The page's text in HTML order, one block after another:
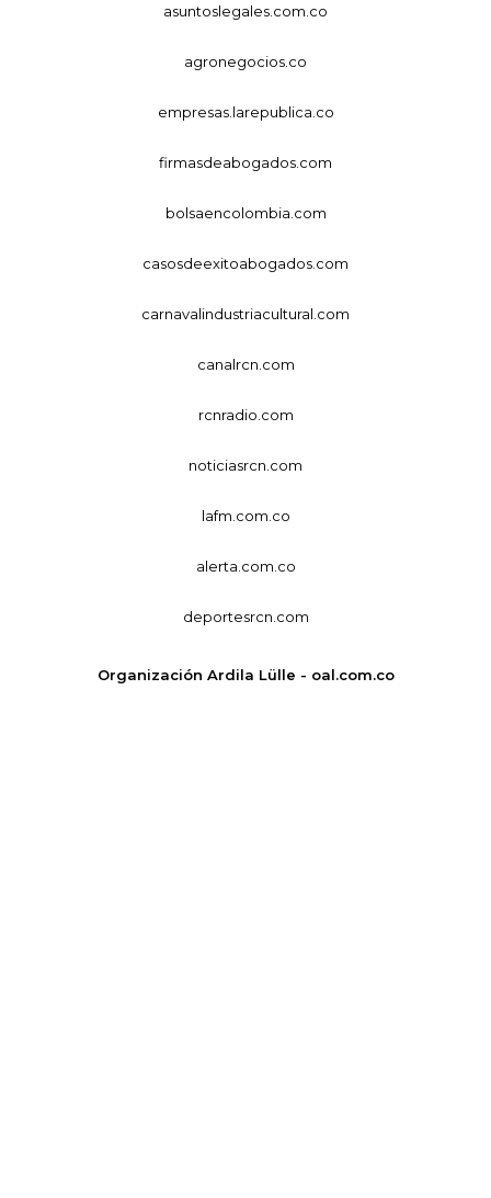
asuntoslegales.com.co
agronegocios.co
empresas.larepublica.co
firmasdeabogados.com
bolsaencolombia.com
casosdeexitoabogados.com
carnavalindustriacultural.com
canalrcn.com
rcnradio.com
noticiasrcn.com
lafm.com.co
alerta.com.co
deportesrcn.com
Organización Ardila Lülle - oal.com.co